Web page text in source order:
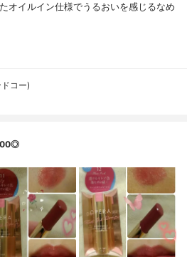
オイルイン仕様でうるおいを感じるなめ
コー)